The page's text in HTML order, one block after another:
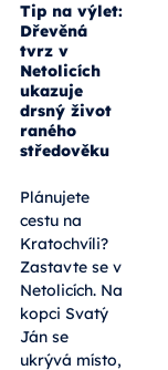
Tip na výlet:
Dřevěná
tvrz v
Netolicích
ukazuje
drsný život
raného
středověku
Plánujete
cestu na
Kratochvíli?
Zastavte se v
Netolicích. Na
kopci Svatý
Ján se
ukrývá místo,